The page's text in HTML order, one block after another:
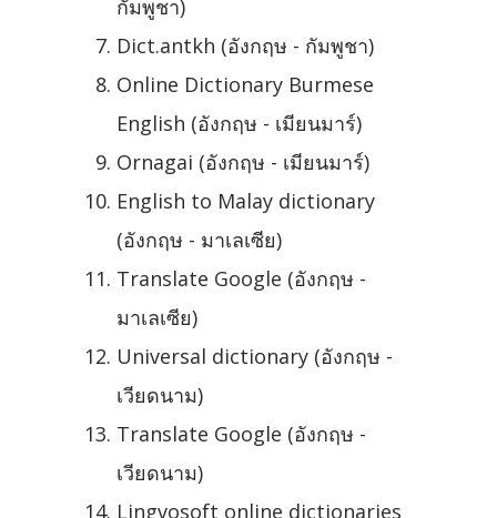
กัมพูชา)
Dict.antkh (อังกฤษ - กัมพูชา)
Online Dictionary Burmese
English (อังกฤษ - เมียนมาร์)
Ornagai (อังกฤษ - เมียนมาร์)
English to Malay dictionary
(อังกฤษ - มาเลเซีย)
Translate Google (อังกฤษ -
มาเลเซีย)
Universal dictionary (อังกฤษ -
เวียดนาม)
Translate Google (อังกฤษ -
เวียดนาม)
Lingvosoft online dictionaries